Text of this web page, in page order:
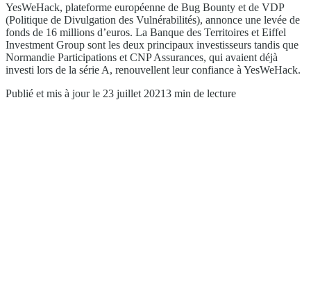
YesWeHack, plateforme européenne de Bug Bounty et de VDP
(Politique de Divulgation des Vulnérabilités), annonce une levée de
fonds de 16 millions d’euros. La Banque des Territoires et Eiffel
Investment Group sont les deux principaux investisseurs tandis que
Normandie Participations et CNP Assurances, qui avaient déjà
investi lors de la série A, renouvellent leur confiance à YesWeHack.
Publié et mis à jour le 23 juillet 20213 min de lecture